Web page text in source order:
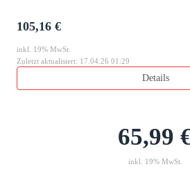
105,16 €
inkl. 19% MwSt.
Zuletzt aktualisiert: 17.04.26 01:29
Details
65,99
inkl. 19% MwSt.